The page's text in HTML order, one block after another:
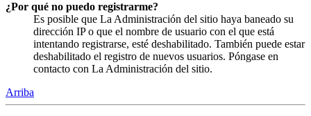
¿Por qué no puedo registrarme?
Es posible que La Administración del sitio haya baneado su
dirección IP o que el nombre de usuario con el que está
intentando registrarse, esté deshabilitado. También puede estar
deshabilitado el registro de nuevos usuarios. Póngase en
contacto con La Administración del sitio.
Arriba